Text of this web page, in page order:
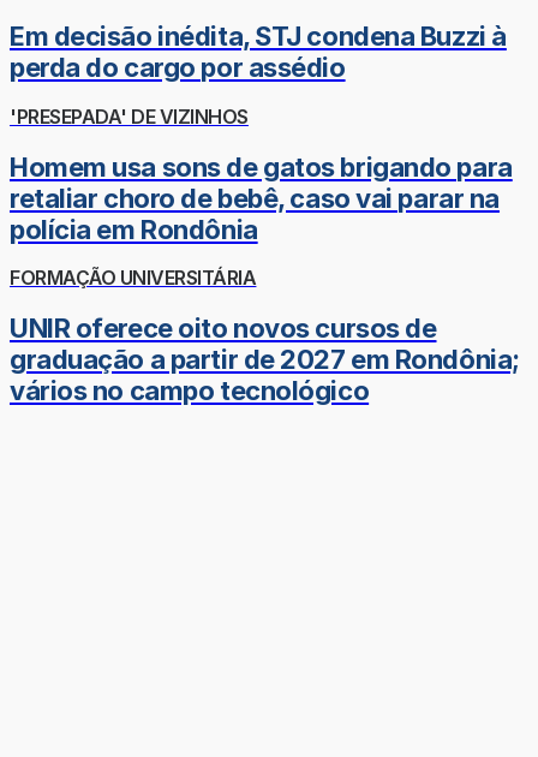
Em decisão inédita, STJ condena Buzzi à
perda do cargo por assédio
'PRESEPADA' DE VIZINHOS
Homem usa sons de gatos brigando para
retaliar choro de bebê, caso vai parar na
polícia em Rondônia
FORMAÇÃO UNIVERSITÁRIA
UNIR oferece oito novos cursos de
graduação a partir de 2027 em Rondônia;
vários no campo tecnológico